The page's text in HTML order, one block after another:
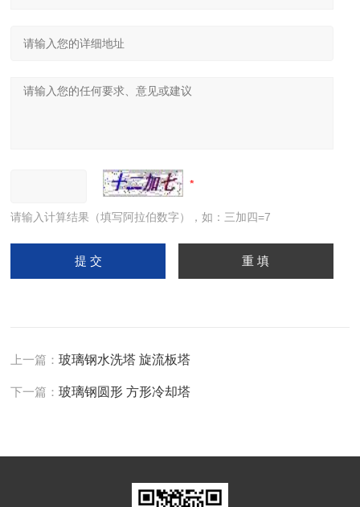
请输入计算结果（填写阿拉伯数字），如：三加四=7
上一篇：玻璃钢水洗塔 旋流板塔
下一篇：玻璃钢圆形 方形冷却塔